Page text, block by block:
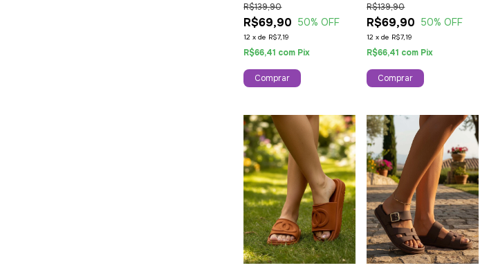
Marrom
R$69,90
R$139,90
50% OFF
12 xde R$7,19
R$66,41 com Pix
Comprar
R$69,90
R$139,90
50% OFF
12 xde R$7,19
R$66,41 com Pix
Comprar